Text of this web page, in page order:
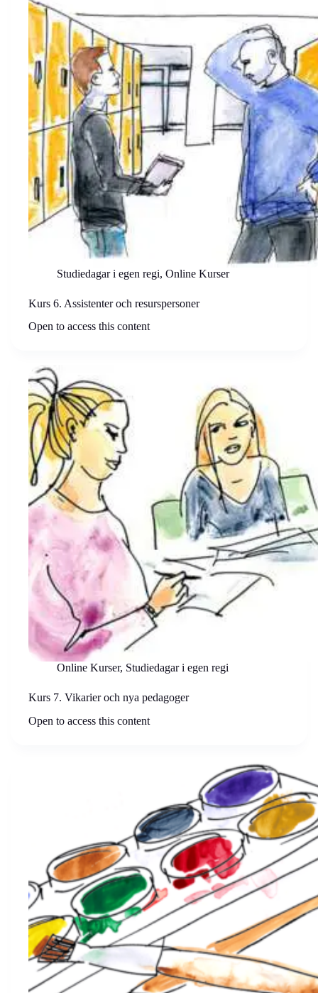
Studiedagar i egen regi, Online Kurser
Kurs 6. Assistenter och resurspersoner
Open to access this content
Online Kurser, Studiedagar i egen regi
Kurs 7. Vikarier och nya pedagoger
Open to access this content